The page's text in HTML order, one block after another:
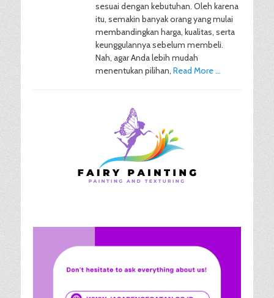
sesuai dengan kebutuhan. Oleh karena
itu, semakin banyak orang yang mulai
membandingkan harga, kualitas, serta
keunggulannya sebelum membeli.
Nah, agar Anda lebih mudah
menentukan pilihan, Read More …